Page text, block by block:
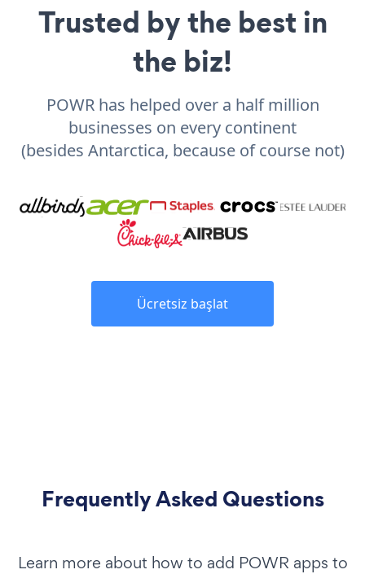
Trusted by the best in
the biz!
POWR has helped over a half million
businesses on every continent
(besides Antarctica, because of course not)
Ücretsiz başlat
Frequently Asked Questions
Learn more about how to add POWR apps to